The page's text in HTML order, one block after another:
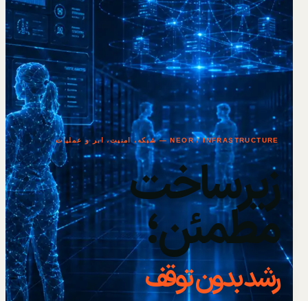
NEOR / INFRASTRUCTURE — شبکه، امنیت، ابر و عملیات
زیرساخت
مطمئن؛
رشد بدون توقف